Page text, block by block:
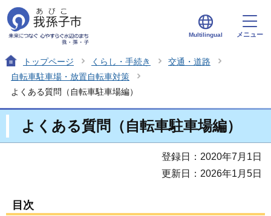
Multilingual メニュー
トップページ くらし・手続き
交通・道路
自転車駐車場・放置自転車対策
よくある質問（自転車駐車場編）
よくある質問（自転車駐車場編）
登録日：2020年7月1日
更新日：2026年1月5日
目次